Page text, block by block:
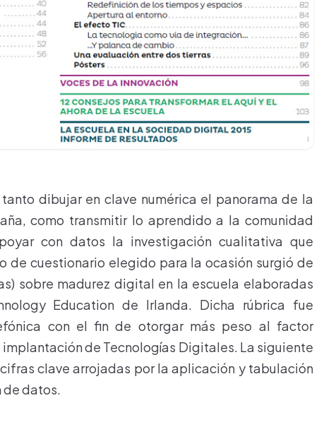
dibujar en clave numérica el panorama de la
como transmitir lo aprendido a la comunidad
con datos la investigación cualitativa que
de cuestionario elegido para la ocasión surgió de
sobre madurez digital en la escuela elaboradas
Education de Irlanda. Dicha rúbrica fue
con el fin de otorgar más peso al factor
de Tecnologías Digitales. La siguiente
clave arrojadas por la aplicación y tabulación
de datos.